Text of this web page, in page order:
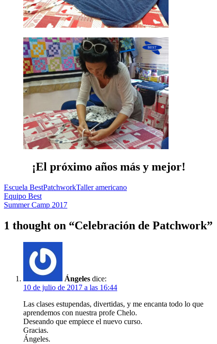
¡El próximo años más y mejor!
Escuela BestPatchworkTaller americano
Navegación
de
entradas
Equipo Best
Summer Camp 2017
1 thought on “Celebración de Patchwork”
Ángeles dice:
10 de julio de 2017 a las 16:44
Las clases estupendas, divertidas, y me encanta todo lo que
aprendemos con nuestra profe Chelo.
Deseando que empiece el nuevo curso.
Gracias.
Ángeles.